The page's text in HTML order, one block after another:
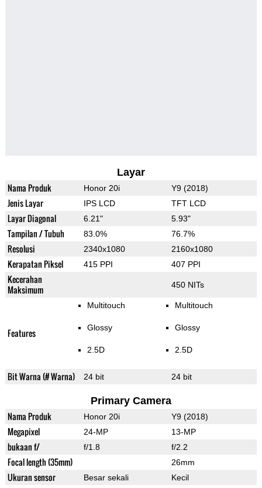
Layar
Nama Produk Honor 20i Y9 (2018)
Jenis Layar IPS LCD TFT LCD
Layar Diagonal 6.21" 5.93"
Tampilan / Tubuh 83.0% 76.7%
Resolusi 2340x1080 2160x1080
Kerapatan Piksel 415 PPI 407 PPI
Kecerahan
Maksimum
450 NITs
Features
Multitouch
Glossy
2.5D
Multitouch
Glossy
2.5D
Bit Warna (# Warna) 24 bit 24 bit
Primary Camera
Nama Produk Honor 20i Y9 (2018)
Megapixel 24-MP 13-MP
bukaan f/ f/1.8 f/2.2
Focal length (35mm) 26mm
Ukuran sensor Besar sekali Kecil